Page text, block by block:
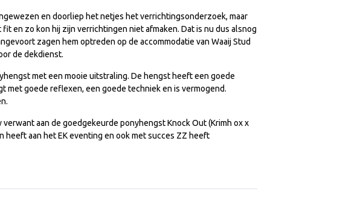
en doorliep het netjes het verrichtingsonderzoek, maar
en zo kon hij zijn verrichtingen niet afmaken. Dat is nu dus alsnog
zagen hem optreden op de accommodatie van Waaij Stud
de dekdienst.
met een mooie uitstraling. De hengst heeft een goede
met goede reflexen, een goede techniek en is vermogend.
aan de goedgekeurde ponyhengst Knock Out (Krimh ox x
aan het EK eventing en ook met succes ZZ heeft